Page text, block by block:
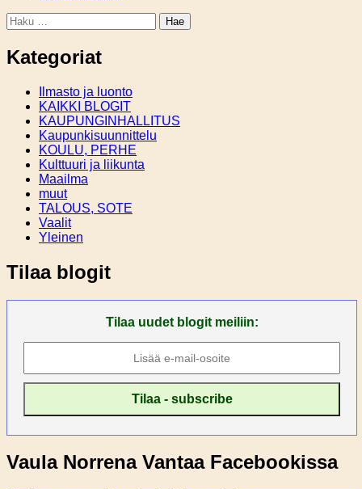
Haku:
Kategoriat
Ilmasto ja luonto
KAIKKI BLOGIT
KAUPUNGINHALLITUS
Kaupunkisuunnittelu
KOULU, PERHE
Kulttuuri ja liikunta
Maailma
muut
TALOUS, SOTE
Vaalit
Yleinen
Tilaa blogit
Tilaa uudet blogit meiliin:
Vaula Norrena Vantaa Facebookissa